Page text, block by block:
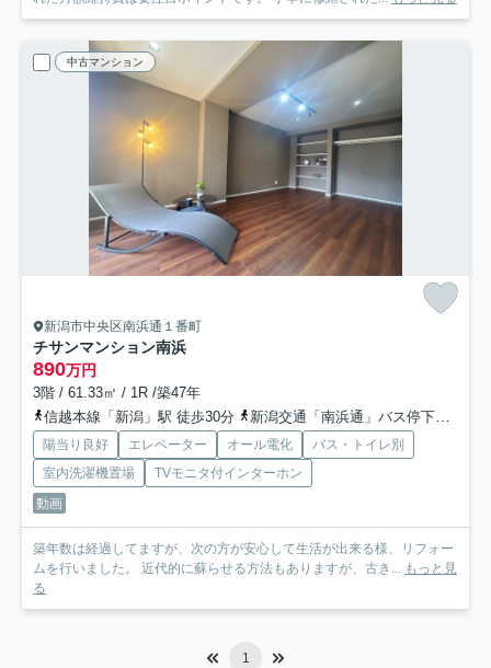
中古マンション
新潟市中央区南浜通１番町
チサンマンション南浜
890万円
3階 / 61.33㎡ / 1R /築47年
信越本線「新潟」駅 徒歩30分
新潟交通「南浜通」バス停下車 徒歩1分
陽当り良好 エレベーター オール電化
バス・トイレ別
室内洗濯機置場
TVモニタ付インターホン
動画
築年数は経過してますが、次の方が安心して生活が出来る様、リフォー
ムを行いました。 近代的に蘇らせる方法もありますが、古き... もっと見
る
1